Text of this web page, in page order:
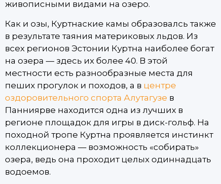
живописными видами на озеро.
Как и озы, Куртнаские камы образовалсь также
в результате таяния материковых льдов. Из
всех регионов Эстонии Куртна наиболее богат
на озера — здесь их более 40. В этой
местности есть разнообразные места для
пеших прогулок и походов, а в центре
оздоровительного спорта Алутагузе в
Панниярве находится одна из лучших в
регионе площадок для игры в диск-гольф. На
походной тропе Куртна проявляется инстинкт
коллекционера — возможность «собирать»
озера, ведь она проходит целых одиннадцать
водоемов.